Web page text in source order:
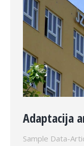
Adaptacija
Sample Data-